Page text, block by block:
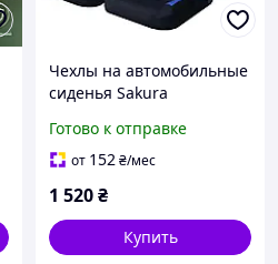
Чехлы на автомобильные
сиденья Sakura
защиты и обновления
салона черно-синие
Готово к отправке
от 152₴/мес
1 520₴
Купить